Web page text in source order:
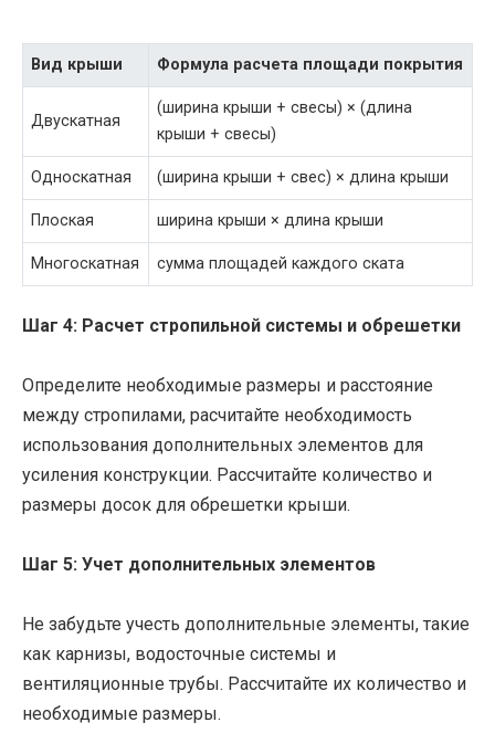
Вид крыши Формула расчета площади покрытия
Двускатная
(ширина крыши + свесы) × (длина
крыши + свесы)
Односкатная (ширина крыши + свес) × длина крыши
Плоская ширина крыши × длина крыши
Многоскатная сумма площадей каждого ската
Шаг 4: Расчет стропильной системы и обрешетки
Определите необходимые размеры и расстояние
между стропилами, расчитайте необходимость
использования дополнительных элементов для
усиления конструкции. Рассчитайте количество и
размеры досок для обрешетки крыши.
Шаг 5: Учет дополнительных элементов
Не забудьте учесть дополнительные элементы, такие
как карнизы, водосточные системы и
вентиляционные трубы. Рассчитайте их количество и
необходимые размеры.